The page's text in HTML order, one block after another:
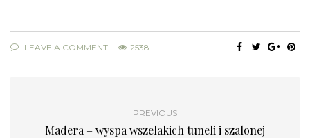
LEAVE A COMMENT 2538
PREVIOUS
Madera – wyspa wszelakich tuneli i szalonej